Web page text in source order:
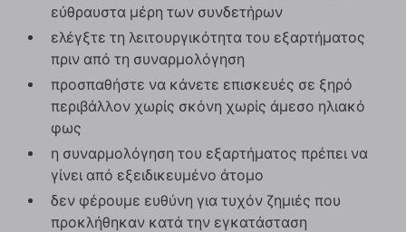
εύθραυστα μέρη των συνδετήρων
ελέγξτε τη λειτουργικότητα του εξαρτήματος
πριν από τη συναρμολόγηση
προσπαθήστε να κάνετε επισκευές σε ξηρό
περιβάλλον χωρίς σκόνη χωρίς άμεσο ηλιακό
φως
η συναρμολόγηση του εξαρτήματος πρέπει να
γίνει από εξειδικευμένο άτομο
δεν φέρουμε ευθύνη για τυχόν ζημιές που
προκλήθηκαν κατά την εγκατάσταση